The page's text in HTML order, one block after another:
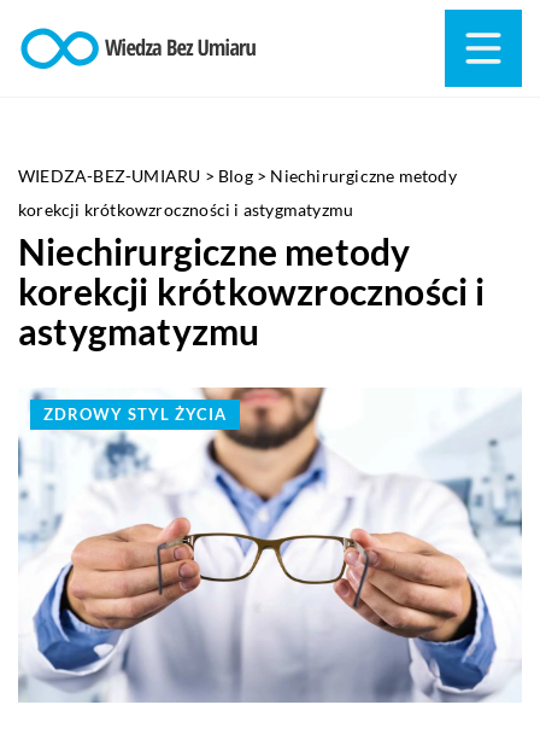
WIEDZA-BEZ-UMIARU > Blog> Niechirurgiczne metody
korekcji krótkowzroczności i astygmatyzmu
Niechirurgiczne metody
korekcji krótkowzroczności i
astygmatyzmu
ZDROWY STYL ŻYCIA